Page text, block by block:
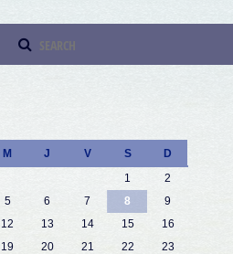
M J V S
D
1
2
5 6 7 8
9
12 13 14 15
16
19 20 21 22
23